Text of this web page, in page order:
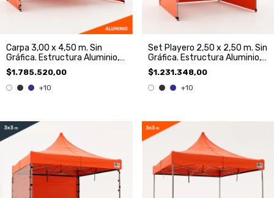
Carpa 3,00 x 4,50 m. Sin
Gráfica. Estructura Aluminio,
Techo y 3 Paredes.
$1.785.520,00
+10
Set Playero 2,50 x 2,50 m. Sin
Gráfica. Estructura Aluminio,
Techo y 3 paredes
$1.231.348,00
+10